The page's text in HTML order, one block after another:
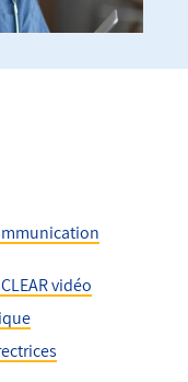
vidéo